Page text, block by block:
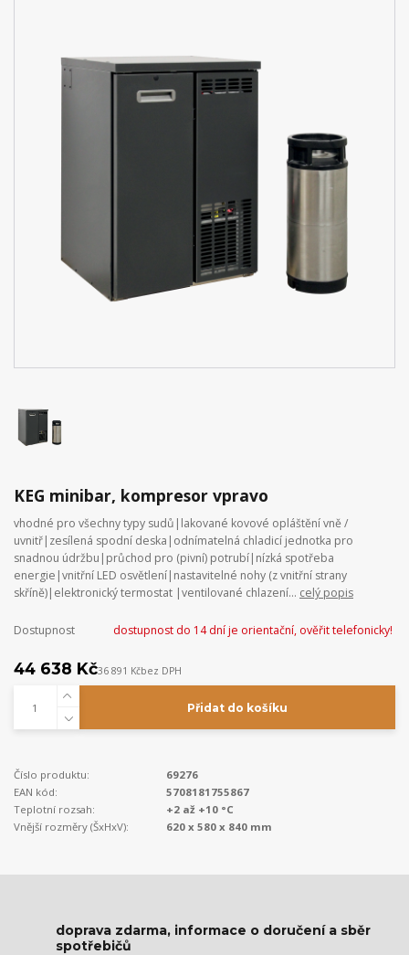
KEG minibar, kompresor vpravo
vhodné pro všechny typy sudů|lakované kovové opláštění vně /
uvnitř|zesílená spodní deska|odnímatelná chladicí jednotka pro
snadnou údržbu|průchod pro (pivní) potrubí|nízká spotřeba
energie|vnitřní LED osvětlení|nastavitelné nohy (z vnitřní strany
skříně)|elektronický termostat |ventilované chlazení... celý popis
Dostupnost dostupnost do 14 dní je orientační, ověřit telefonicky!
44 638 Kč36 891 Kčbez DPH
Přidat do košíku
Číslo produktu:
69276
EAN kód:
5708181755867
Teplotní rozsah:
+2 až +10 °C
Vnější rozměry (ŠxHxV):
620 x 580 x 840 mm
doprava zdarma, informace o doručení a sběr
spotřebičů